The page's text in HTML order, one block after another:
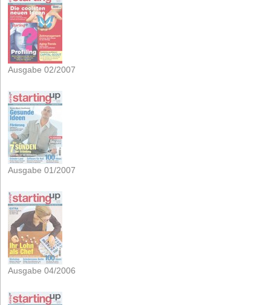
Ausgabe 02/2007
Ausgabe 01/2007
Ausgabe 04/2006